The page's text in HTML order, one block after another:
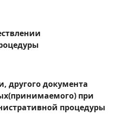
другого документа
(принимаемого) при
процедуры
объекта (его части)
водопользование для
питьевых,
государственного
акта
о предоставлении